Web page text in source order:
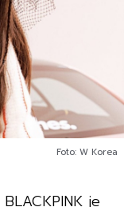
Foto: W Korea
je